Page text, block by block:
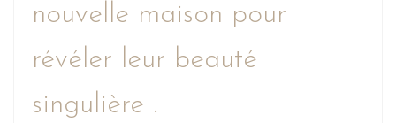
nouvelle maison pour
révéler leur beauté
singulière .